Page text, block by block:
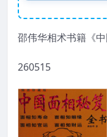
邵伟华相术书籍《
260515